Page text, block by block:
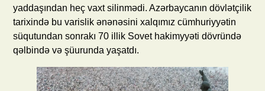
yaddaşından heç vaxt silinmədi. Azərbaycanın dövlətçilik
tarixində bu varislik ənənəsini xalqımız cümhuriyyətin
süqutundan sonrakı 70 illik Sovet hakimyyəti dövründə
qəlbində və şüurunda yaşatdı.